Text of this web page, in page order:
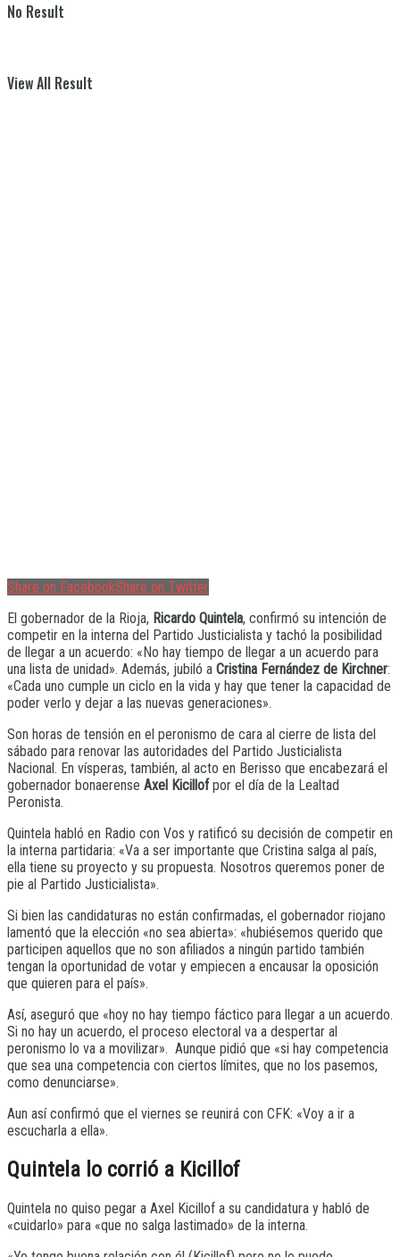
No Result
View All Result
Share on FacebookShare on Twitter
El gobernador de la Rioja, Ricardo Quintela, confirmó su intención de
competir en la interna del Partido Justicialista y tachó la posibilidad
de llegar a un acuerdo: «No hay tiempo de llegar a un acuerdo para
una lista de unidad». Además, jubiló a Cristina Fernández de Kirchner:
«Cada uno cumple un ciclo en la vida y hay que tener la capacidad de
poder verlo y dejar a las nuevas generaciones».
Son horas de tensión en el peronismo de cara al cierre de lista del
sábado para renovar las autoridades del Partido Justicialista
Nacional. En vísperas, también, al acto en Berisso que encabezará el
gobernador bonaerense Axel Kicillofpor el día de la Lealtad
Peronista.
Quintela habló en Radio con Vos y ratificó su decisión de competir en
la interna partidaria: «Va a ser importante que Cristina salga al país,
ella tiene su proyecto y su propuesta. Nosotros queremos poner de
pie al Partido Justicialista».
Si bien las candidaturas no están confirmadas, el gobernador riojano
lamentó que la elección «no sea abierta»: «hubiésemos querido que
participen aquellos que no son afiliados a ningún partido también
tengan la oportunidad de votar y empiecen a encausar la oposición
que quieren para el país».
Así, aseguró que «hoy no hay tiempo fáctico para llegar a un acuerdo.
Si no hay un acuerdo, el proceso electoral va a despertar al
peronismo lo va a movilizar». Aunque pidió que «si hay competencia
que sea una competencia con ciertos límites, que no los pasemos,
como denunciarse».
Aun así confirmó que el viernes se reunirá con CFK: «Voy a ir a
escucharla a ella».
Quintela lo corrió a Kicillof
Quintela no quiso pegar a Axel Kicillof a su candidatura y habló de
«cuidarlo» para «que no salga lastimado» de la interna.